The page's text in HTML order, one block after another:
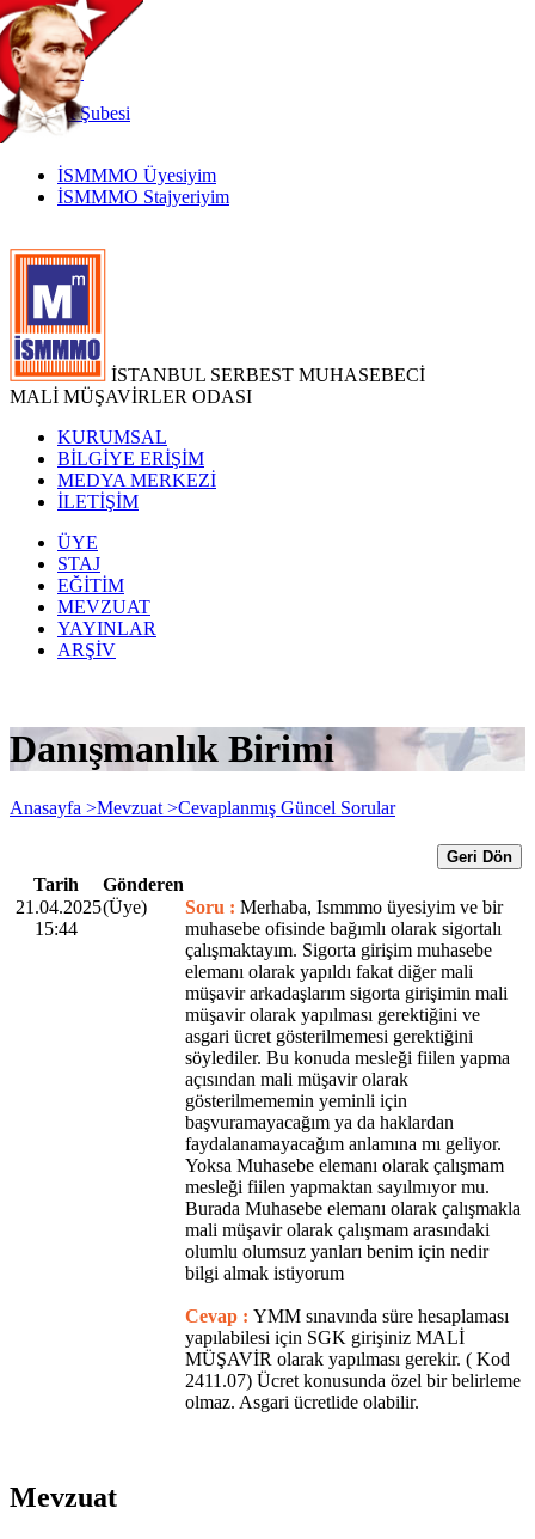
TR
|
EN
İnternetŞubesi
İSMMMO Üyesiyim
İSMMMO Stajyeriyim
İSTANBUL SERBEST MUHASEBECİ
MALİ MÜŞAVİRLER ODASI
KURUMSAL
BİLGİYE ERİŞİM
MEDYA MERKEZİ
İLETİŞİM
ÜYE
STAJ
EĞİTİM
MEVZUAT
YAYINLAR
ARŞİV
Danışmanlık Birimi
Anasayfa >Mevzuat >Cevaplanmış Güncel Sorular
Geri Dön
Tarih
Gönderen
21.04.2025
15:44
(Üye) Soru : Merhaba, Ismmmo üyesiyim ve bir
muhasebe ofisinde bağımlı olarak sigortalı
çalışmaktayım. Sigorta girişim muhasebe
elemanı olarak yapıldı fakat diğer mali
müşavir arkadaşlarım sigorta girişimin mali
müşavir olarak yapılması gerektiğini ve
asgari ücret gösterilmemesi gerektiğini
söylediler. Bu konuda mesleği fiilen yapma
açısından mali müşavir olarak
gösterilmememin yeminli için
başvuramayacağım ya da haklardan
faydalanamayacağım anlamına mı geliyor.
Yoksa Muhasebe elemanı olarak çalışmam
mesleği fiilen yapmaktan sayılmıyor mu.
Burada Muhasebe elemanı olarak çalışmakla
mali müşavir olarak çalışmam arasındaki
olumlu olumsuz yanları benim için nedir
bilgi almak istiyorum
Cevap : YMM sınavında süre hesaplaması
yapılabilesi için SGK girişiniz MALİ
MÜŞAVİR olarak yapılması gerekir. ( Kod
2411.07) Ücret konusunda özel bir belirleme
olmaz. Asgari ücretlide olabilir.
Mevzuat